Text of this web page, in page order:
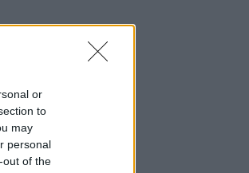
or
to
may
personal
out of the